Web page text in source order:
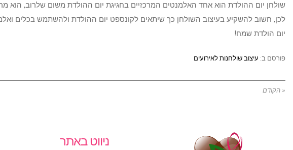
שולחן יום ההולדת הוא אחד האלמנטים המרכזיים בחגיגת יום ההולדת משום שלרוב, הוא
לכן, חשוב להשקיע בעיצוב השולחן כך שיתאים לקונספט יום ההולדת ולהשתמש בכלים
יום הולדת שמח!
פורסם ב: עיצוב שולחנות לאירועים
« הקודם
ניווט באתר